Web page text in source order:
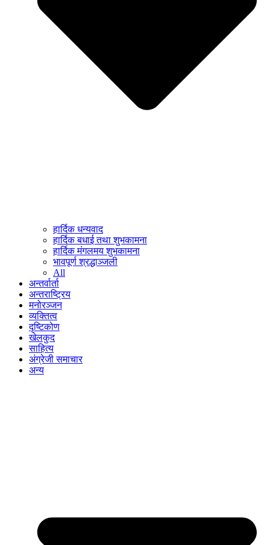
हार्दिक धन्यवाद
हार्दिक बधाई तथा शुभकामना
हार्दिक मंगलमय शुभकामना
भावपूर्ण श्रद्धाञ्जली
All
अन्तर्वार्ता
अन्तराष्ट्रिय
मनोरञ्जन
व्यक्तित्व
दृष्टिकोण
खेलकुद
साहित्य
अंग्रेजी समाचार
अन्य